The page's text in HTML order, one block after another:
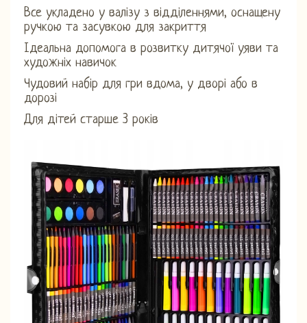
Все укладено у валізу з відділеннями, оснащену
ручкою та засувкою для закриття
Ідеальна допомога в розвитку дитячої уяви та
художніх навичок
Чудовий набір для гри вдома, у дворі або в
дорозі
Для дітей старше 3 років